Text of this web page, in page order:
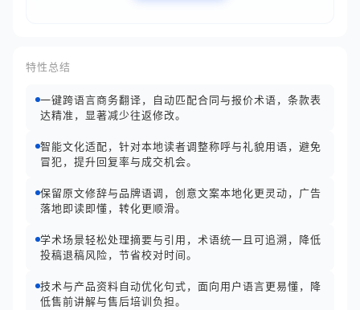
特性总结
一键跨语言商务翻译，自动匹配合同与报价术语，条款表
达精准，显著减少往返修改。
智能文化适配，针对本地读者调整称呼与礼貌用语，避免
冒犯，提升回复率与成交机会。
保留原文修辞与品牌语调，创意文案本地化更灵动，广告
落地即读即懂，转化更顺滑。
学术场景轻松处理摘要与引用，术语统一且可追溯，降低
投稿退稿风险，节省校对时间。
技术与产品资料自动优化句式，面向用户语言更易懂，降
低售前讲解与售后培训负担。